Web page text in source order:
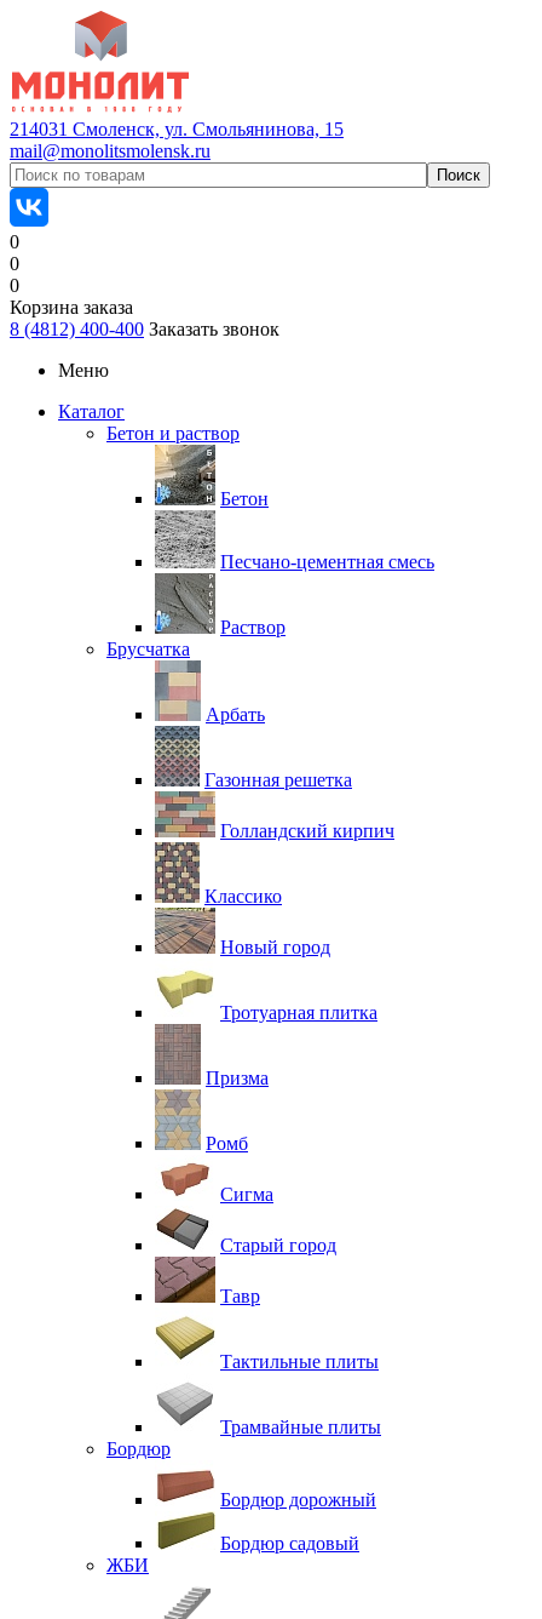
214031 Смоленск, ул. Смольянинова, 15
mail@monolitsmolensk.ru
0
0
0
Корзина заказа
8 (4812) 400-400 Заказать звонок
Меню
Каталог
Бетон и раствор
Бетон
Песчано-цементная смесь
Раствор
Брусчатка
Арбать
Газонная решетка
Голландский кирпич
Классико
Новый город
Тротуарная плитка
Призма
Ромб
Сигма
Старый город
Тавр
Тактильные плиты
Трамвайные плиты
Бордюр
Бордюр дорожный
Бордюр садовый
ЖБИ